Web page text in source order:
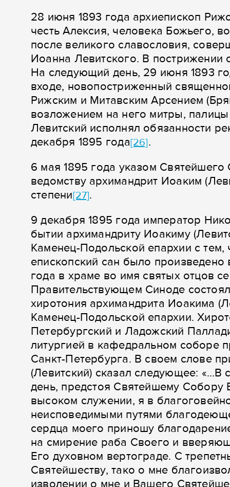
28 июня 1893 года архиепископ
честь Алексия, человека Божьего,
после великого славословия,
Иоанна Левитского. В
На следующий день, 29 июня 1893
входе, новопостриженный
Рижским и Митавским Арсением
возложением на него митры, палицы
Левитский исполнял обязанности
декабря 1895 года[26].
6 мая 1895 года указом
ведомству архимандрит Иоаким
степени[27].
9 декабря 1895 года император
бытии архимандриту Иоакиму
Каменец-Подольской епархии с
епископский сан было
года в храме во имя святых отцов
Правительствующем Синоде
хиротония архимандрита Иоакима
Каменец-Подольской епархии.
Петербургский и Ладожский
литургией в кафедральном соборе
Санкт-Петербурга. В своем слове
(Левитский) сказал следующее:
день, предстоя Святейшему
высоком служении, я в
неисповедимыми путями
сердца моего приношу
на смирение раба Своего и
Его духовном вертограде. С
Святейшеству, тако о мне